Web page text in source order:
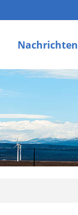
Nachrichten